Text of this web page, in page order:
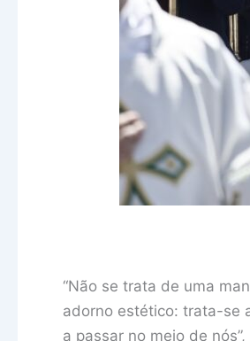
“Não se trata de uma
adorno estético: trata-se
a passar no meio de